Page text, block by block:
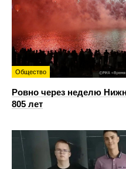
Общество
Ровно через неделю
805 лет